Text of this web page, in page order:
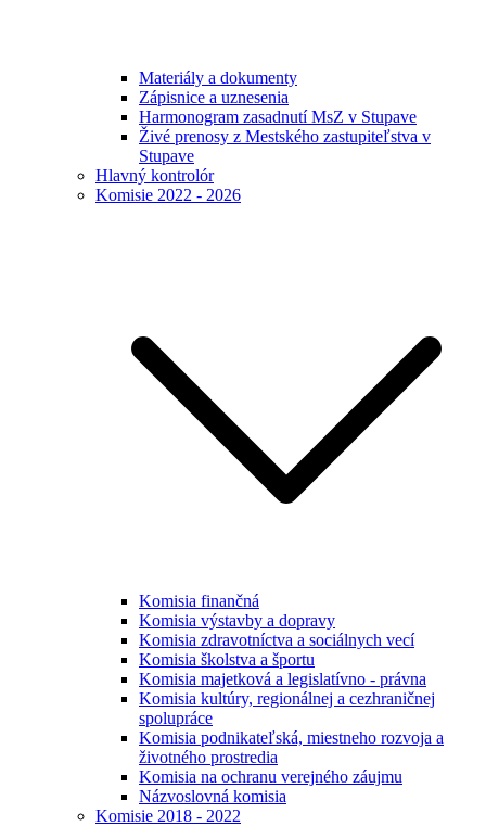
Materiály a dokumenty
Zápisnice a uznesenia
Harmonogram zasadnutí MsZ v Stupave
Živé prenosy z Mestského zastupiteľstva v
Stupave
Hlavný kontrolór
Komisie 2022 - 2026
Komisia finančná
Komisia výstavby a dopravy
Komisia zdravotníctva a sociálnych vecí
Komisia školstva a športu
Komisia majetková a legislatívno - právna
Komisia kultúry, regionálnej a cezhraničnej
spolupráce
Komisia podnikateľská, miestneho rozvoja a
životného prostredia
Komisia na ochranu verejného záujmu
Názvoslovná komisia
Komisie 2018 - 2022